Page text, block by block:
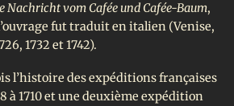
Nachricht vom Cafée und Cafée-Baum,
fut traduit en italien (Venise,
1732 et 1742).
l’histoire des expéditions françaises
à 1710 et une deuxième expédition